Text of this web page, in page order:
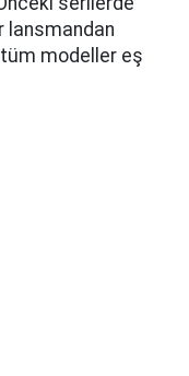
lansmandan
tüm modeller eş